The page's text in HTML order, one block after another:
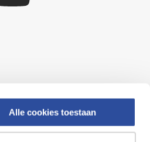
Alle cookies toestaan
onze folder bij de hand